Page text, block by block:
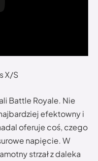
X/S
Battle Royale. Nie
efektowny i
oferuje coś, czego
napięcie. W
strzał z daleka